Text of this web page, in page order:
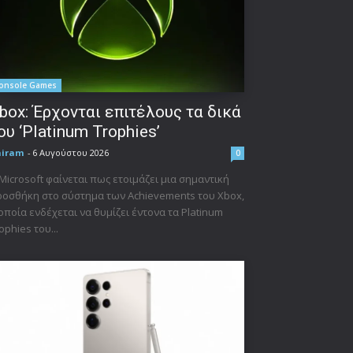
Games
Έρχονται επιτέλους τα δικά
‘Platinum Trophies’
- 6 Αυγούστου 2026 0
φαίνεται πως ετοιμάζει μια σημαντική
στο σύστημα των Achievements του Xbox,
ενδέχεται να θυμίζει έντονα τα Platinum
του...